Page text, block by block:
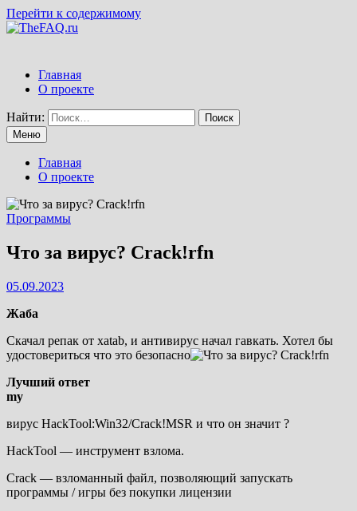
Перейти к содержимому
Главная
О проекте
Найти:
Меню
Главная
О проекте
Программы
Что за вирус? Crack!rfn
05.09.2023
Жаба
Скачал репак от xatab, и антивирус начал гавкать. Хотел бы
удостовериться что это безопасно
Лучший ответ
my
вирус HackTool:Win32/Crack!MSR и что он значит ?
HackTool — инструмент взлома.
Crack — взломанный файл, позволяющий запускать
программы / игры без покупки лицензии